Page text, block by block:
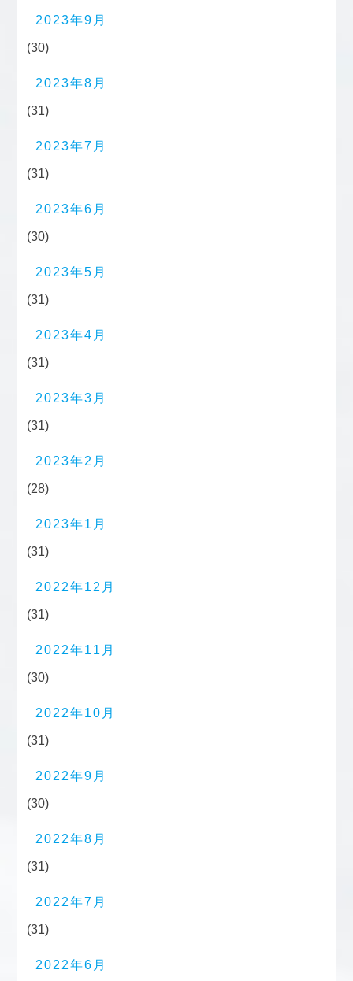
2023年9月
(30)
2023年8月
(31)
2023年7月
(31)
2023年6月
(30)
2023年5月
(31)
2023年4月
(31)
2023年3月
(31)
2023年2月
(28)
2023年1月
(31)
2022年12月
(31)
2022年11月
(30)
2022年10月
(31)
2022年9月
(30)
2022年8月
(31)
2022年7月
(31)
2022年6月